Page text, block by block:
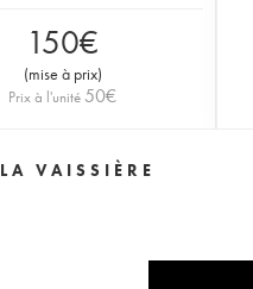
150€
(mise à prix)
Prix à l'unité 50€
VAISSIÈRE